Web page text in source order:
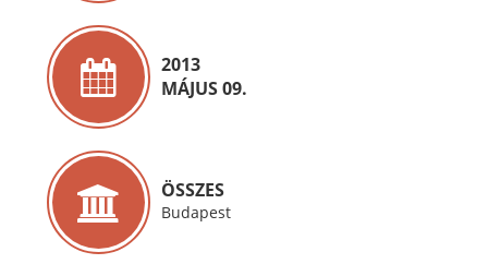
2013
MÁJUS 09.
ÖSSZES
Budapest